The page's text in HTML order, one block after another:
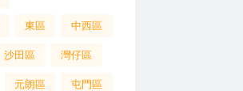
東區 中西區
沙田區 灣仔區
元朗區 屯門區